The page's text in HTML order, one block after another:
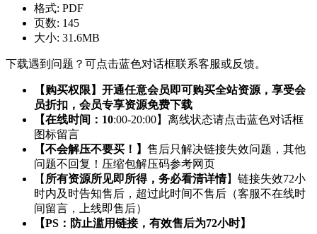
格式: PDF
页数: 145
大小: 31.6MB
下载遇到问题？可点击蓝色对话框联系客服或反馈。
【购买权限】开通任意会员即可购买全站资源，享受会
员折扣，会员专享资源免费下载
【在线时间：10:00-20:00】离线状态请点击蓝色对话框
图标留言
【不会解压不要买！】 售后只解决链接失效问题，其他
问题不回复！压缩包解压码参考网页
【 所有资源所见即所得，务必看清详情】链接失效72小
时内及时告知售后，超过此时间不售后（客服不在线时
间留言，上线即售后）
【PS：防止滥用链接，有效售后为72小时】